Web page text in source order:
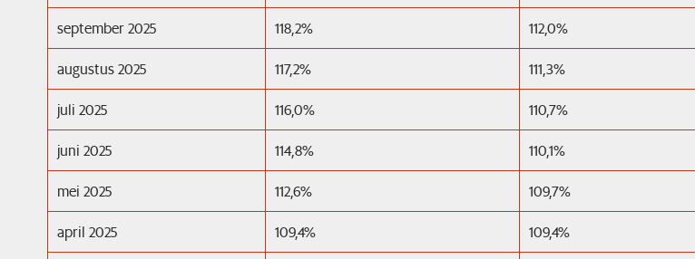
september 2025 118,2% 112,0%
augustus 2025 117,2% 111,3%
juli 2025 116,0% 110,7%
juni 2025 114,8% 110,1%
mei 2025 112,6% 109,7%
april 2025 109,4% 109,4%